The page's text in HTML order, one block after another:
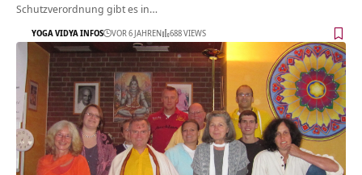
Schutzverordnung gibt es in…
YOGA VIDYA INFOS VOR 6 JAHREN 688 VIEWS